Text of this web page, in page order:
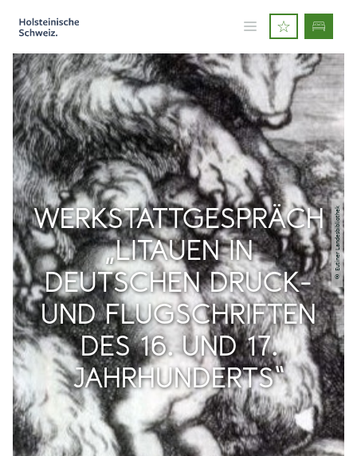
© Eutiner Landesbibliothek
WERKSTATTGESPRÄCH
„LITAUEN IN
DEUTSCHEN DRUCK-
UND FLUGSCHRIFTEN
DES 16. UND 17.
JAHRHUNDERTS“